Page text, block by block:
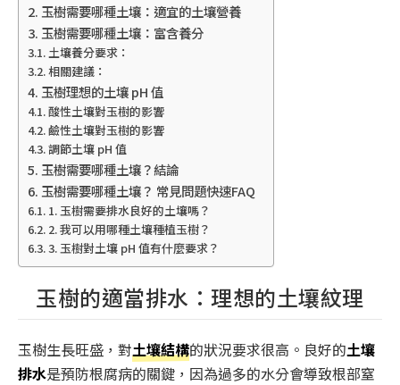
玉樹需要哪種土壤：適宜的土壤營養
玉樹需要哪種土壤：富含養分
土壤養分要求：
相關建議：
玉樹理想的土壤 pH 值
酸性土壤對玉樹的影響
鹼性土壤對玉樹的影響
調節土壤 pH 值
玉樹需要哪種土壤？結論
玉樹需要哪種土壤？ 常見問題快速FAQ
1. 玉樹需要排水良好的土壤嗎？
2. 我可以用哪種土壤種植玉樹？
3. 玉樹對土壤 pH 值有什麼要求？
玉樹的適當排水：理想的土壤紋理
玉樹生長旺盛，對土壤結構的狀況要求很高。良好的土壤
排水是預防根腐病的關鍵，因為過多的水分會導致根部窒